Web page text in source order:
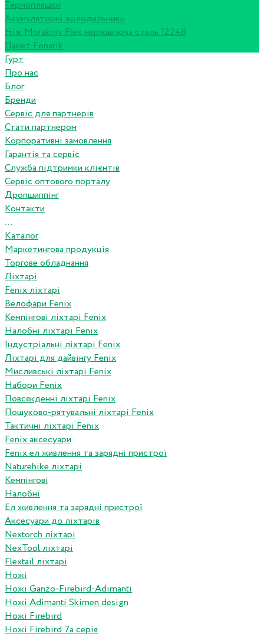
Термопляшки
Акумуляторні холодильники
Ніж Morakniv Flex нержавіюча сталь 12248
Пакет Fonarik
Гурт
Про нас
Блог
Бренди
Сервіс для партнерів
Стати партнером
Корпоративні замовлення
Гарантія та сервіс
Служба підтримки клієнтів
Сервіс оптового порталу
Дропшиппінг
Контакти
...
Каталог
Маркетингова продукція
Торгове обладнання
Ліхтарі
Fenix ліхтарі
Велофари Fenix
Кемпінгові ліхтарі Fenix
Налобні ліхтарі Fenix
Індустріальні ліхтарі Fenix
Ліхтарі для дайвінгу Fenix
Мисливські ліхтарі Fenix
Набори Fenix
Повсякденні ліхтарі Fenix
Пошуково-рятувальні ліхтарі Fenix
Тактичні ліхтарі Fenix
Fenix аксесуари
Fenix ел живлення та зарядні пристрої
Naturehike ліхтарі
Кемпінгові
Налобні
Ел живлення та зарядні пристрої
Аксесуари до ліхтарів
Nextorch ліхтарі
NexTool ліхтарі
Flextail ліхтарі
Ножі
Ножі Ganzo-Firebird-Adimanti
Ножі Adimanti Skimen design
Ножі Firebird
Ножі Firebird 7а серія